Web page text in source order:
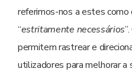
referimos-nos a estes como
“estritamente necessários
permitem rastrear e
utilizadores para melhorar a